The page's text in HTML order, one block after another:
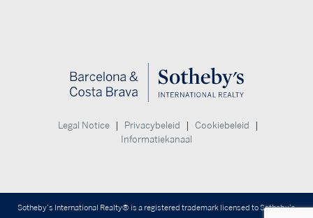
Legal Notice Privacybeleid Cookiebeleid
Informatiekanaal
Sotheby’s International Realty® is a registered trademark licensed to Sotheby’s